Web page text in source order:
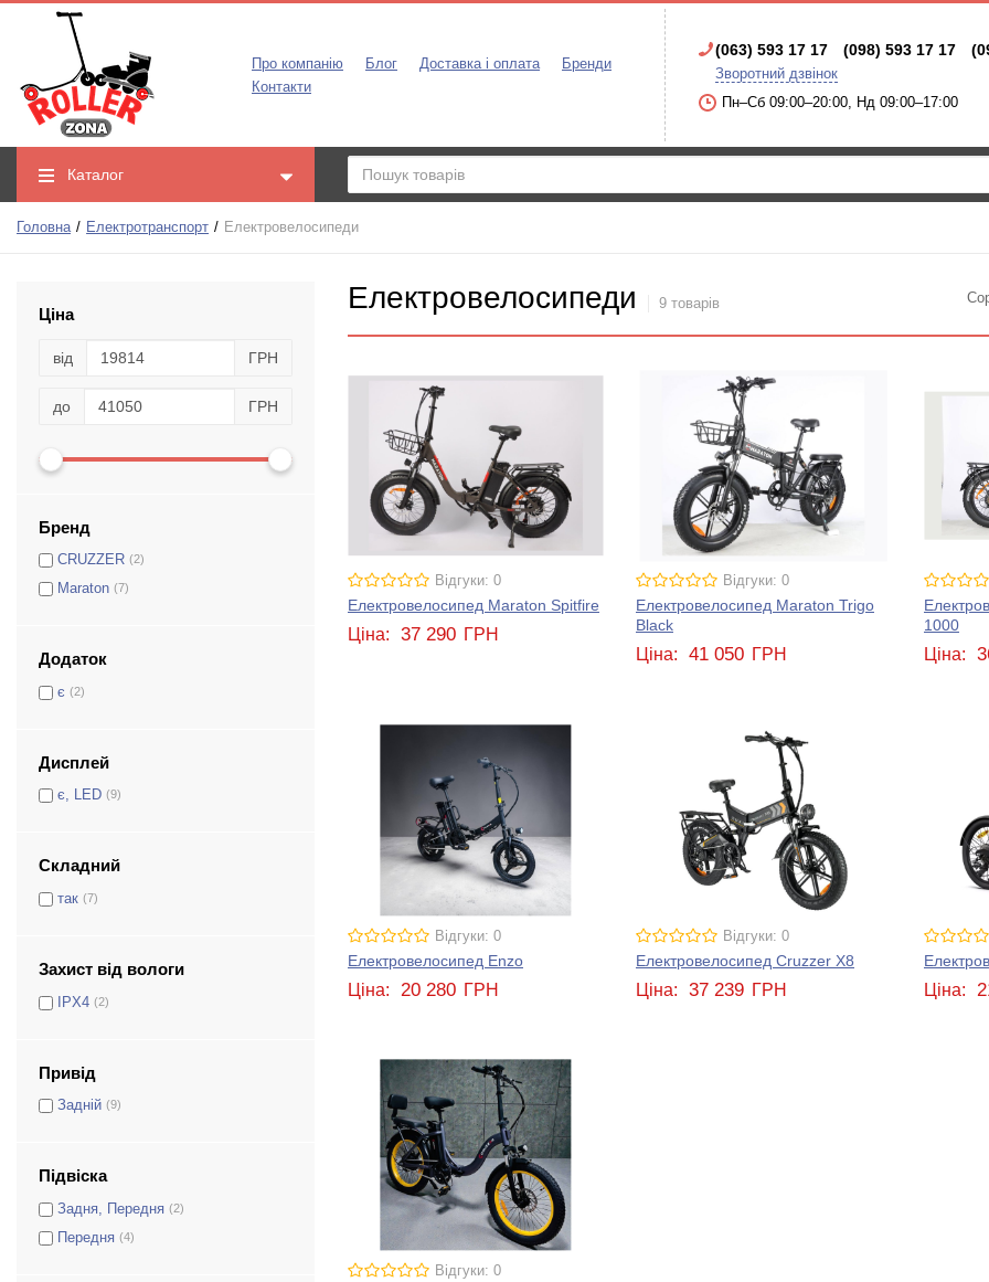
Про компанію Блог Доставка і оплата
Бренди
Контакти
(063) 593 17 17 (098) 593 17 17
Зворотний дзвінок
Пн–Сб 09:00–20:00, Нд 09:00–17:00
Каталог
Головна Електротранспорт Електровелосипеди
Ціна
від ГРН
до ГРН
Бренд
CRUZZER (2)
Maraton (7)
Додаток
є (2)
Дисплей
є, LED (9)
Складний
так (7)
Захист від вологи
IPX4 (2)
Привід
Задній (9)
Підвіска
Задня, Передня (2)
Передня (4)
Електровелосипеди 9 товарів
Відгуки: 0
Електровелосипед Maraton Spitfire
Ціна: 37 290 ГРН
Відгуки: 0
Електровелосипед Maraton Trigo
Black
Ціна: 41 050 ГРН
1000
Ціна:
Відгуки: 0
Електровелосипед Enzo
Ціна: 20 280 ГРН
Відгуки: 0
Електровелосипед Cruzzer X8
Ціна: 37 239 ГРН Ціна:
Відгуки: 0